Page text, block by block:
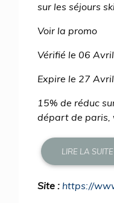
sur les séjours
Voir la promo
Vérifié le 06
Expire le 27
15% de réduc
départ de paris,
LIRE LA SUITE
Site : https://